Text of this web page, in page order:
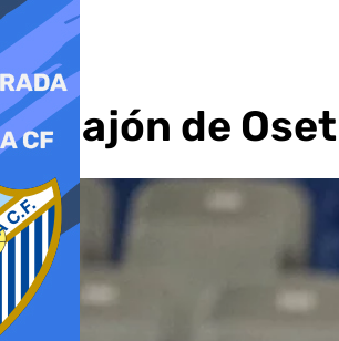
El bajón de